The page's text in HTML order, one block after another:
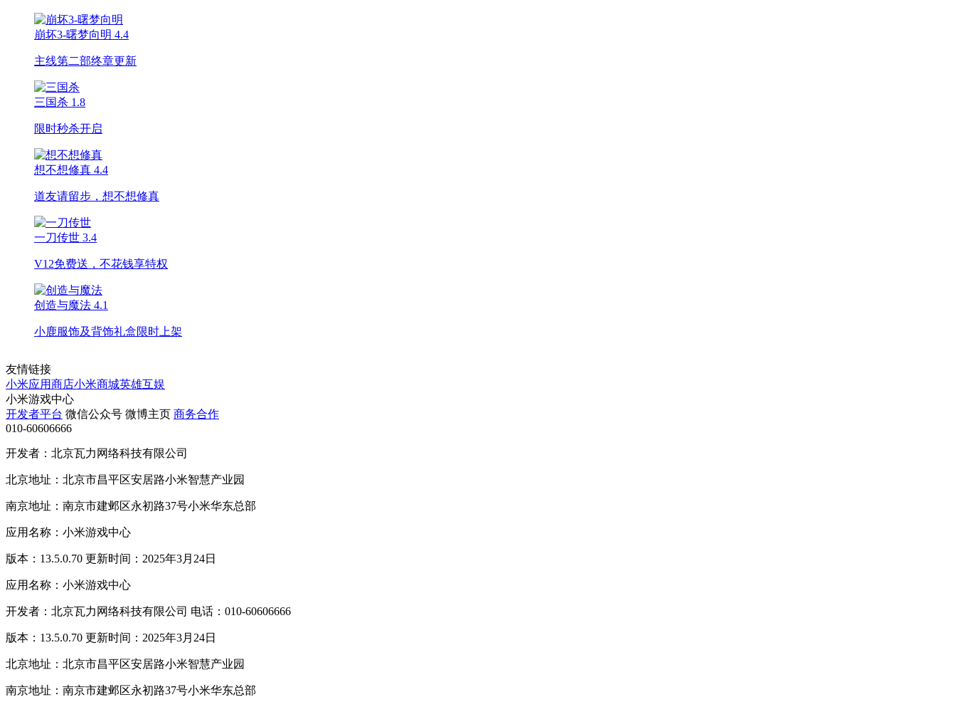
崩坏3-曙梦向明 4.4
主线第二部终章更新
三国杀 1.8
限时秒杀开启
想不想修真 4.4
道友请留步，想不想修真
一刀传世 3.4
V12免费送，不花钱享特权
创造与魔法 4.1
小鹿服饰及背饰礼盒限时上架
友情链接
小米应用商店小米商城英雄互娱
小米游戏中心
开发者平台 微信公众号 微博主页 商务合作
010-60606666
开发者：北京瓦力网络科技有限公司
北京地址：北京市昌平区安居路小米智慧产业园
南京地址：南京市建邺区永初路37号小米华东总部
应用名称：小米游戏中心
版本：13.5.0.70 更新时间：2025年3月24日
应用名称：小米游戏中心
开发者：北京瓦力网络科技有限公司 电话：010-60606666
版本：13.5.0.70 更新时间：2025年3月24日
北京地址：北京市昌平区安居路小米智慧产业园
南京地址：南京市建邺区永初路37号小米华东总部